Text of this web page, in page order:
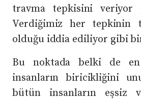
travma tepkisini veriyor
Verdiğimiz her tepkinin
olduğu iddia ediliyor gibi
Bu noktada belki de en
insanların biricikliğini
bütün insanların eşsiz